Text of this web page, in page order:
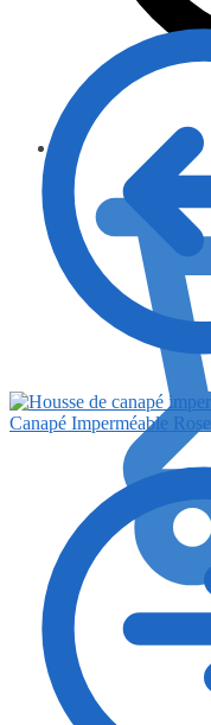
0.00
Canapé Imperméable Rose